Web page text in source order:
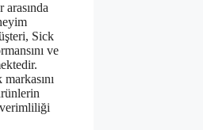
arasında
Sick
ve
verimliliği